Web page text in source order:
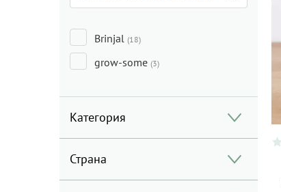
Brinjal (18)
grow-some (3)
Категория
Страна